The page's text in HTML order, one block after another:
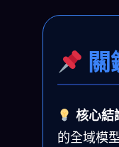
核心結
的全域模